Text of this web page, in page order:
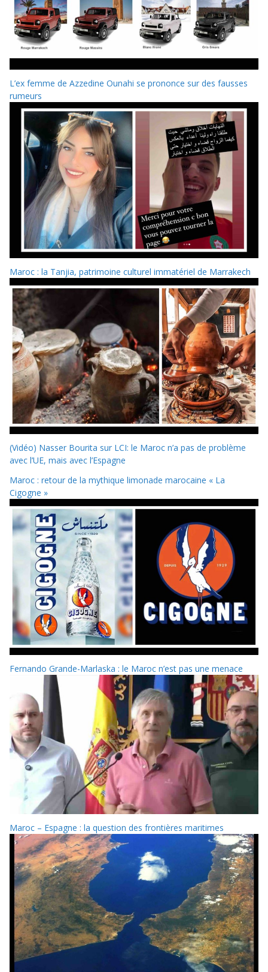
L’ex femme de Azzedine Ounahi se prononce sur des fausses
rumeurs
Maroc : la Tanjia, patrimoine culturel immatériel de Marrakech
(Vidéo) Nasser Bourita sur LCI: le Maroc n’a pas de problème
avec l’UE, mais avec l’Espagne
Maroc : retour de la mythique limonade marocaine « La
Cigogne »
Fernando Grande-Marlaska : le Maroc n’est pas une menace
Maroc – Espagne : la question des frontières maritimes